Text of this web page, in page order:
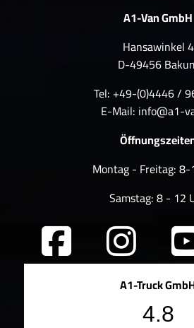
A1-Van GmbH
Hansawinkel 4
D-49456
Tel: +49-(0)4446 /
E-Mail: info@a1-
Montag - Freitag:
Samstag: 8 - 12
A1-Truck
4.8